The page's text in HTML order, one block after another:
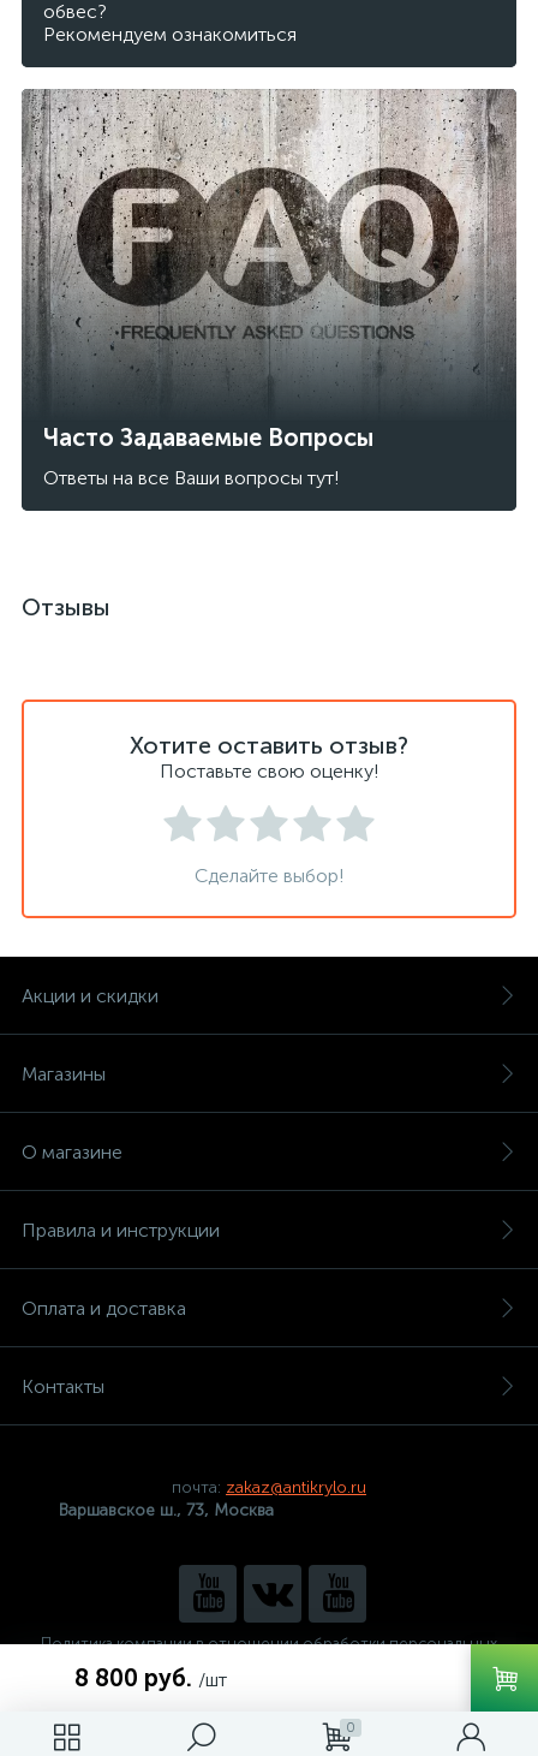
0
8 800 руб. /шт
обвес?
Рекомендуем ознакомиться
Часто Задаваемые Вопросы
Ответы на все Ваши вопросы тут!
Отзывы
Хотите оставить отзыв?
Поставьте свою оценку!
Сделайте выбор!
Акции и скидки
Магазины
О магазине
Правила и инструкции
Оплата и доставка
Контакты
почта: zakaz@antikrylo.ru
Варшавское ш., 73, Москва
Политика компании в отношении обработки персональных